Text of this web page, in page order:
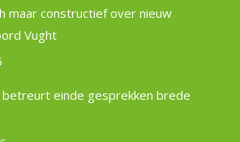
maar constructief over nieuw
Vught
betreurt einde gesprekken brede